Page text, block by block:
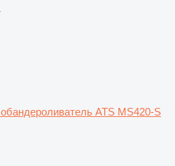
обандероливатель ATS MS420-S